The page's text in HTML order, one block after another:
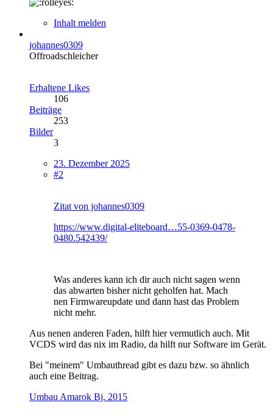
Inhalt melden
johannes0309
Offroadschleicher
Erhaltene Likes
106
Beiträge
253
Bilder
3
23. Dezember 2025
#2
Zitat von johannes0309
https://www.digital-eliteboard…55-0369-0478-
0480.542439/
Was anderes kann ich dir auch nicht sagen wenn
das abwarten bisher nicht geholfen hat. Mach
nen Firmwareupdate und dann hast das Problem
nicht mehr.
Aus nenen anderen Faden, hilft hier vermutlich auch. Mit
VCDS wird das nix im Radio, da hilft nur Software im Gerät.
Bei "meinem" Umbauthread gibt es dazu bzw. so ähnlich
auch eine Beitrag.
Umbau Amarok Bj. 2015